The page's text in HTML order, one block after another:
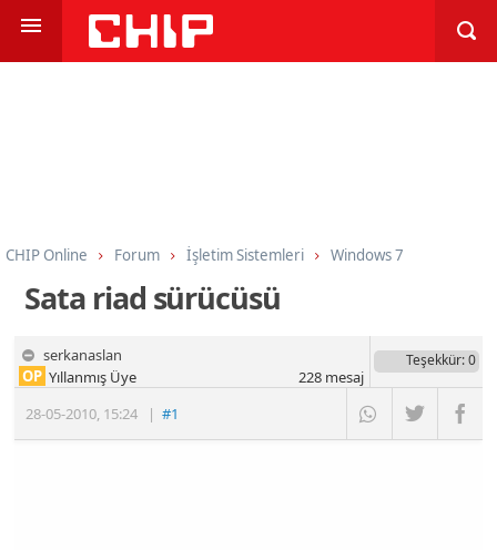
CHIP Online Forum İşletim Sistemleri Windows 7
Sata riad sürücüsü
serkanaslan
28-05-2010, 15:24 |#1
OP Yıllanmış Üye
Teşekkür: 0
228mesaj